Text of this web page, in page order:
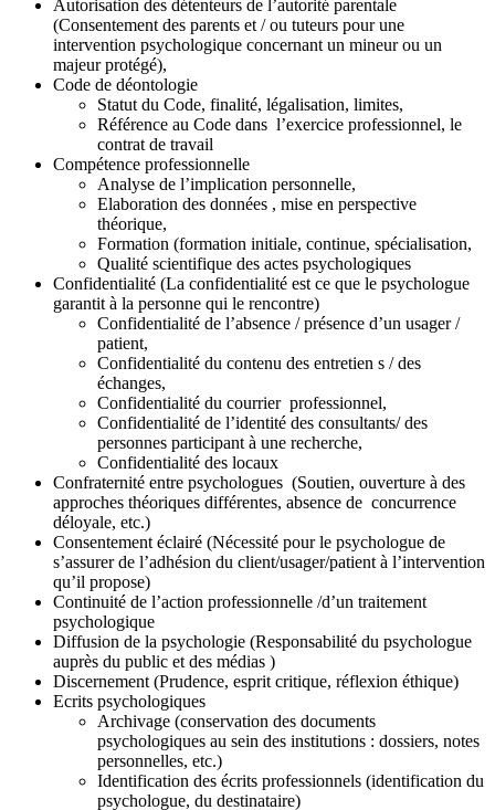
Autorisation des détenteurs de l’autorité parentale
(Consentement des parents et / ou tuteurs pour une
intervention psychologique concernant un mineur ou un
majeur protégé),
Code de déontologie
Statut du Code, finalité, légalisation, limites,
Référence au Code dans l’exercice professionnel, le
contrat de travail
Compétence professionnelle
Analyse de l’implication personnelle,
Elaboration des données , mise en perspective
théorique,
Formation (formation initiale, continue, spécialisation,
Qualité scientifique des actes psychologiques
Confidentialité (La confidentialité est ce que le psychologue
garantit à la personne qui le rencontre)
Confidentialité de l’absence / présence d’un usager /
patient,
Confidentialité du contenu des entretien s / des
échanges,
Confidentialité du courrier professionnel,
Confidentialité de l’identité des consultants/ des
personnes participant à une recherche,
Confidentialité des locaux
Confraternité entre psychologues (Soutien, ouverture à des
approches théoriques différentes, absence de concurrence
déloyale, etc.)
Consentement éclairé (Nécessité pour le psychologue de
s’assurer de l’adhésion du client/usager/patient à l’intervention
qu’il propose)
Continuité de l’action professionnelle /d’un traitement
psychologique
Diffusion de la psychologie (Responsabilité du psychologue
auprès du public et des médias )
Discernement (Prudence, esprit critique, réflexion éthique)
Ecrits psychologiques
Archivage (conservation des documents
psychologiques au sein des institutions : dossiers, notes
personnelles, etc.)
Identification des écrits professionnels (identification du
psychologue, du destinataire)